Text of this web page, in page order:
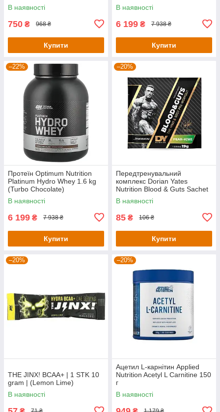
В наявності
750 ₴ 968 ₴
Купити
В наявності
6 199 ₴ 7 938 ₴
Купити
–22%
Протеїн Optimum Nutrition
Platinum Hydro Whey 1.6 kg
(Turbo Chocolate)
В наявності
6 199 ₴ 7 938 ₴
Купити
–20%
Передтренувальний
комплекс Dorian Yates
Nutrition Blood & Guts Sachet
— 19 g (Pear Kiwi)
В наявності
85 ₴ 106 ₴
Купити
–20%
THE JINX! BCAA+ | 1 STK 10
gram | (Lemon Lime)
В наявності
–20%
Ацетил L-карнітин Applied
Nutrition Acetyl L Carnitine 150
г
В наявності